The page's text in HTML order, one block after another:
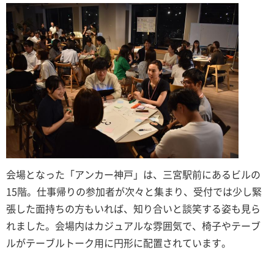
会場となった「アンカー神戸」は、三宮駅前にあるビルの
15階。仕事帰りの参加者が次々と集まり、受付では少し緊
張した面持ちの方もいれば、知り合いと談笑する姿も見ら
れました。会場内はカジュアルな雰囲気で、椅子やテーブ
ルがテーブルトーク用に円形に配置されています。